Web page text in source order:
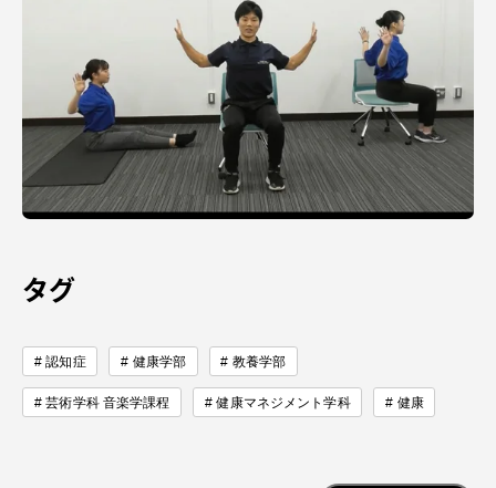
タグ
認知症 健康学部 教養学部
芸術学科 音楽学課程 健康マネジメント学科 健康
資料請求 お問い合わせ
在学生・保護者向けポータル（TIPS） 本学教職員向け情報
中文